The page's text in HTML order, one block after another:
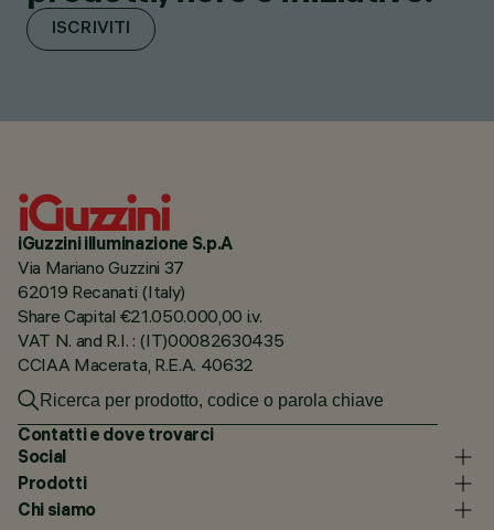
ISCRIVITI
iGuzzini illuminazione S.p.A
Via Mariano Guzzini 37
62019 Recanati (Italy)
Share Capital €21.050.000,00 i.v.
VAT N. and R.I. : (IT)00082630435
CCIAA Macerata, R.E.A. 40632
Contatti e dove trovarci
Social
Prodotti
Chi siamo